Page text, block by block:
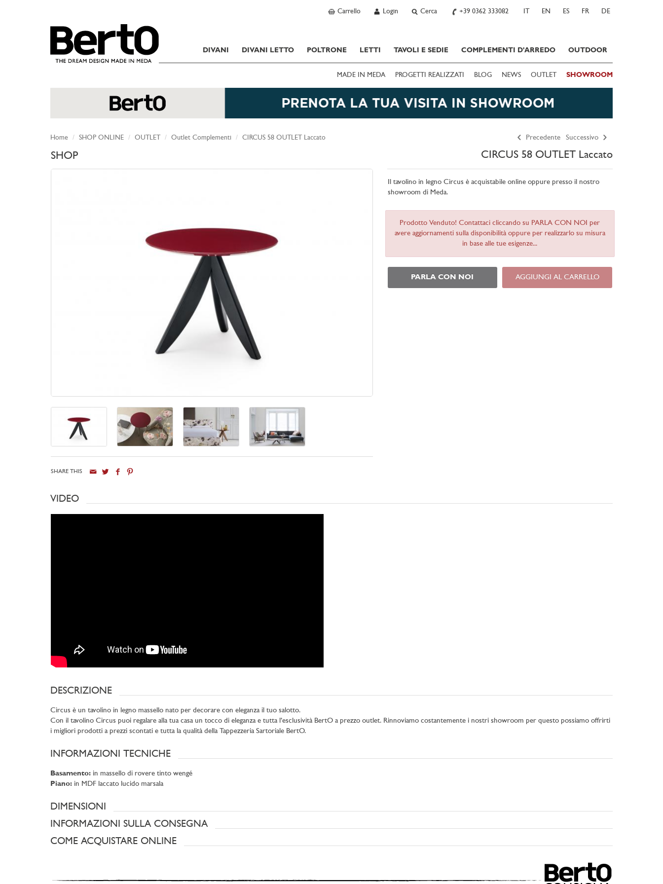
Carrello Login Cerca +39 0362 333082 IT EN ES FR DE
DIVANI DIVANI LETTO POLTRONE LETTI TAVOLI E SEDIE COMPLEMENTI D'ARREDO OUTDOOR
MADE IN MEDA PROGETTI REALIZZATI BLOG NEWS OUTLET SHOWROOM
Precedente Successivo
Home SHOP ONLINE OUTLET Outlet Complementi CIRCUS 58 OUTLET Laccato
CIRCUS 58 OUTLET Laccato
SHOP
SHARE THIS
Il tavolino in legno Circus è acquistabile online oppure presso il nostro
showroom di Meda.
Prodotto Venduto! Contattaci cliccando su PARLA CON NOI per
avere aggiornamenti sulla disponibilità oppure per realizzarlo su misura
in base alle tue esigenze...
PARLA CON NOI AGGIUNGI AL CARRELLO
VIDEO
DESCRIZIONE
Circus è un tavolino in legno massello nato per decorare con eleganza il tuo salotto.
Con il tavolino Circus puoi regalare alla tua casa un tocco di eleganza e tutta l’esclusività BertO a prezzo outlet. Rinnoviamo costantemente i nostri showroom per questo possiamo offrirti
i migliori prodotti a prezzi scontati e tutta la qualità della Tappezzeria Sartoriale BertO.
INFORMAZIONI TECNICHE
Basamento: in massello di rovere tinto wengé
Piano: in MDF laccato lucido marsala
DIMENSIONI
INFORMAZIONI SULLA CONSEGNA
COME ACQUISTARE ONLINE